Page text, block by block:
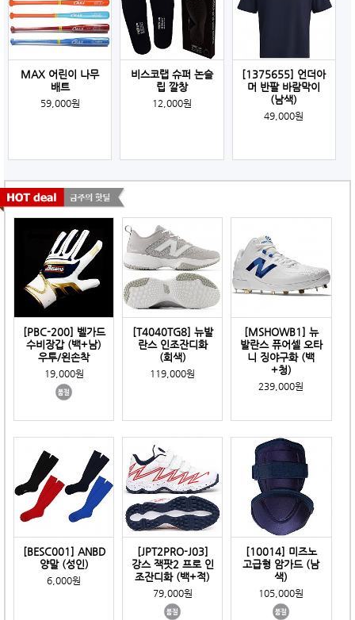
MAX 어린이 나무
배트
59,000원
비스코랩 슈퍼 논슬
립 깔창
12,000원
[1375655] 언더아
머 반팔 바람막이
(남색)
49,000원
[PBC-200] 벨가드
수비장갑 (백+남)
우투/왼손착
19,000원
[T4040TG8] 뉴발
란스 인조잔디화
(회색)
119,000원
[MSHOWB1] 뉴
발란스 퓨어셀 오타
니 징야구화 (백
+청)
239,000원
[BESC001] ANBD
양말 (성인)
6,000원
[JPT2PRO-J03]
강스 잭팟2 프로 인
조잔디화 (백+적)
79,000원
[10014] 미즈노
고급형 암가드 (남
색)
105,000원